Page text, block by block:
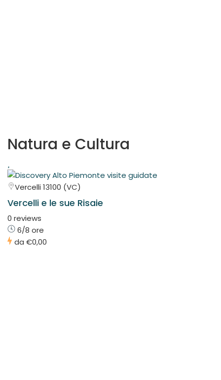
Natura e Cultura
Vercelli 13100 (VC)
Vercelli e le sue Risaie
0 reviews
6/8 ore
da €0,00